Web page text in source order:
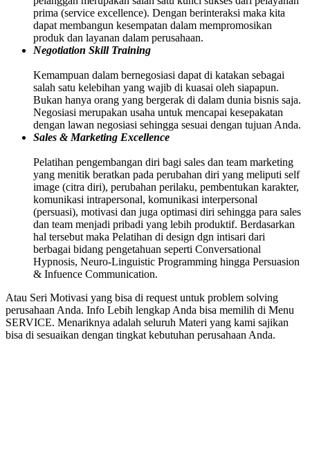
prima (service excellence). Dengan berinteraksi maka kita
dapat membangun kesempatan dalam mempromosikan
produk dan layanan dalam perusahaan.
Negotiation Skill Training
Kemampuan dalam bernegosiasi dapat di katakan sebagai
salah satu kelebihan yang wajib di kuasai oleh siapapun.
Bukan hanya orang yang bergerak di dalam dunia bisnis saja.
Negosiasi merupakan usaha untuk mencapai kesepakatan
dengan lawan negosiasi sehingga sesuai dengan tujuan Anda.
Sales & Marketing Excellence
Pelatihan pengembangan diri bagi sales dan team marketing
yang menitik beratkan pada perubahan diri yang meliputi self
image (citra diri), perubahan perilaku, pembentukan karakter,
komunikasi intrapersonal, komunikasi interpersonal
(persuasi), motivasi dan juga optimasi diri sehingga para sales
dan team menjadi pribadi yang lebih produktif. Berdasarkan
hal tersebut maka Pelatihan di design dgn intisari dari
berbagai bidang pengetahuan seperti Conversational
Hypnosis, Neuro-Linguistic Programming hingga Persuasion
& Infuence Communication.
Atau Seri Motivasi yang bisa di request untuk problem solving
perusahaan Anda. Info Lebih lengkap Anda bisa memilih di Menu
SERVICE. Menariknya adalah seluruh Materi yang kami sajikan
bisa di sesuaikan dengan tingkat kebutuhan perusahaan Anda.